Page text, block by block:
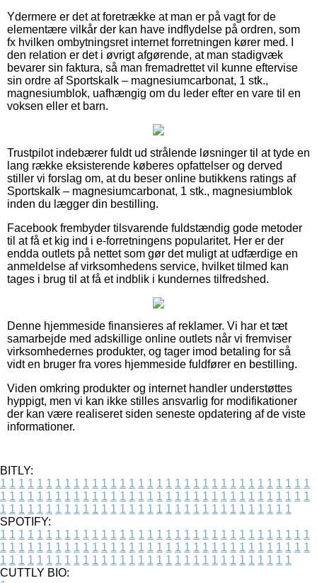
Ydermere er det at foretrække at man er på vagt for de
elementære vilkår der kan have indflydelse på ordren, som
fx hvilken ombytningsret internet forretningen kører med. I
den relation er det i øvrigt afgørende, at man stadigvæk
bevarer sin faktura, så man fremadrettet vil kunne eftervise
sin ordre af Sportskalk – magnesiumcarbonat, 1 stk.,
magnesiumblok, uafhængig om du leder efter en vare til en
voksen eller et barn.
Trustpilot indebærer fuldt ud strålende løsninger til at tyde en
lang række eksisterende køberes opfattelser og derved
stiller vi forslag om, at du beser online butikkens ratings af
Sportskalk – magnesiumcarbonat, 1 stk., magnesiumblok
inden du lægger din bestilling.
Facebook frembyder tilsvarende fuldstændig gode metoder
til at få et kig ind i e-forretningens popularitet. Her er der
endda outlets på nettet som gør det muligt at udfærdige en
anmeldelse af virksomhedens service, hvilket tilmed kan
tages i brug til at få et indblik i kundernes tilfredshed.
Denne hjemmeside finansieres af reklamer. Vi har et tæt
samarbejde med adskillige online outlets når vi fremviser
virksomhedernes produkter, og tager imod betaling for så
vidt en bruger fra vores hjemmeside fuldfører en bestilling.
Viden omkring produkter og internet handler understøttes
hyppigt, men vi kan ikke stilles ansvarlig for modifikationer
der kan være realiseret siden seneste opdatering af de viste
informationer.
BITLY:
1 1 1 1 1 1 1 1 1 1 1 1 1 1 1 1 1 1 1 1 1 1 1 1 1 1 1 1 1 1 1 1 1 1
1 1 1 1 1 1 1 1 1 1 1 1 1 1 1 1 1 1 1 1 1 1 1 1 1 1 1 1 1 1 1 1 1 1
1 1 1 1 1 1 1 1 1 1 1 1 1 1 1 1 1 1 1 1 1 1 1 1 1 1 1 1 1 1 1 1
SPOTIFY:
1 1 1 1 1 1 1 1 1 1 1 1 1 1 1 1 1 1 1 1 1 1 1 1 1 1 1 1 1 1 1 1 1 1
1 1 1 1 1 1 1 1 1 1 1 1 1 1 1 1 1 1 1 1 1 1 1 1 1 1 1 1 1 1 1 1 1 1
1 1 1 1 1 1 1 1 1 1 1 1 1 1 1 1 1 1 1 1 1 1 1 1 1 1 1 1 1 1 1 1
CUTTLY BIO: